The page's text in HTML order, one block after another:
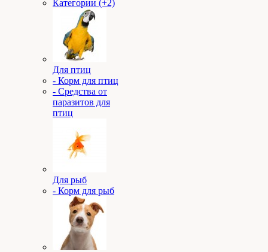
Категории (+2)
Для птиц
- Корм для птиц
- Средства от
паразитов для
птиц
Для рыб
- Корм для рыб